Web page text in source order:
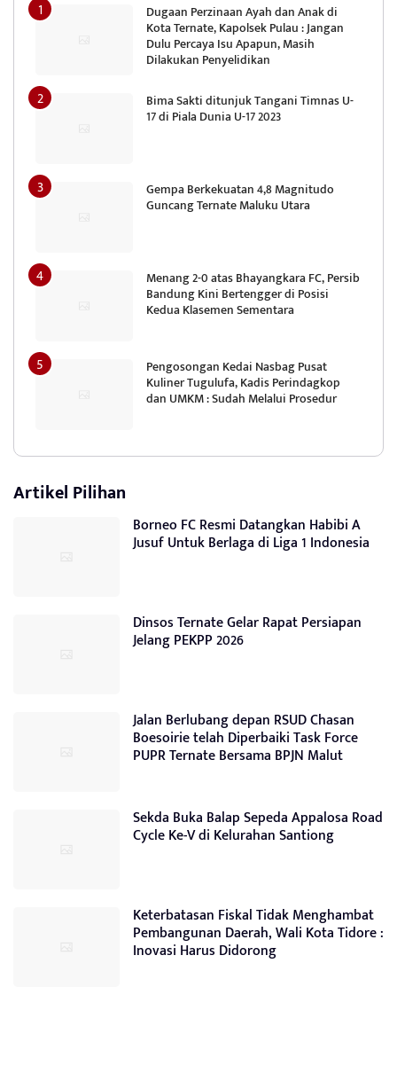
Dugaan Perzinaan Ayah dan Anak di
Kota Ternate, Kapolsek Pulau : Jangan
Dulu Percaya Isu Apapun, Masih
Dilakukan Penyelidikan
Bima Sakti ditunjuk Tangani Timnas U-
17 di Piala Dunia U-17 2023
Gempa Berkekuatan 4,8 Magnitudo
Guncang Ternate Maluku Utara
Menang 2-0 atas Bhayangkara FC, Persib
Bandung Kini Bertengger di Posisi
Kedua Klasemen Sementara
Pengosongan Kedai Nasbag Pusat
Kuliner Tugulufa, Kadis Perindagkop
dan UMKM : Sudah Melalui Prosedur
Artikel Pilihan
Borneo FC Resmi Datangkan Habibi A
Jusuf Untuk Berlaga di Liga 1 Indonesia
Dinsos Ternate Gelar Rapat Persiapan
Jelang PEKPP 2026
Jalan Berlubang depan RSUD Chasan
Boesoirie telah Diperbaiki Task Force
PUPR Ternate Bersama BPJN Malut
Sekda Buka Balap Sepeda Appalosa Road
Cycle Ke-V di Kelurahan Santiong
Keterbatasan Fiskal Tidak Menghambat
Pembangunan Daerah, Wali Kota Tidore :
Inovasi Harus Didorong